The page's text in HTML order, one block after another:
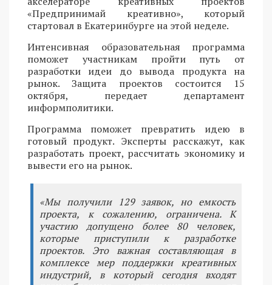
«Предпринимай креативно», который
стартовал в Екатеринбурге на этой неделе.
Интенсивная образовательная программа
поможет участникам пройти путь от
разработки идеи до вывода продукта на
рынок. Защита проектов состоится 15
октября, передает департамент
информполитики.
Программа поможет превратить идею в
готовый продукт. Эксперты расскажут, как
разработать проект, рассчитать экономику и
вывести его на рынок.
«Мы получили 129 заявок, но емкость
проекта, к сожалению, ограничена. К
участию допущено более 80 человек,
которые приступили к разработке
проектов. Это важная составляющая в
комплексе мер поддержки креативных
индустрий, в который сегодня входят